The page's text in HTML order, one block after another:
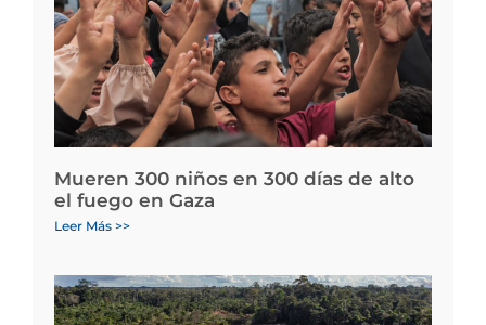
Mueren 300 niños en 300 días de alto
el fuego en Gaza
Leer Más >>